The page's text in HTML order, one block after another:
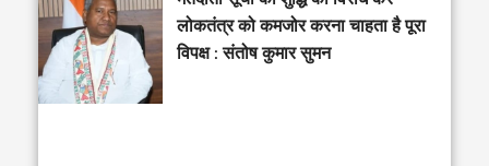
लोकतंत्र को कमजोर करना चाहता है पूरा
विपक्ष : संतोष कुमार सुमन